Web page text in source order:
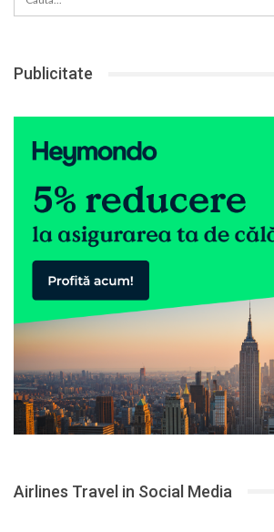
Publicitate
Airlines Travel in Social Media